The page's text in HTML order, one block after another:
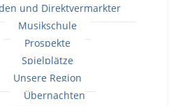
und Direktvermarkter
Musikschule
Prospekte
Spielplätze
Unsere Region
Übernachten